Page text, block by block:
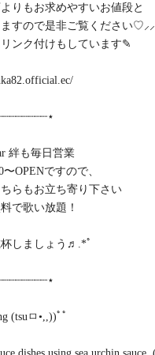
りもお求めやすいお値段と
すので是非ご覧ください♡⸝⸝‪
ンク付けもしています✎
絆も毎日営業
OPENですので、⁡
らもお立ち寄り下さい⁡
で歌い放題！
しましょう♬.*ﾟ
(tsuㅁ•,,))ﾟﾟ